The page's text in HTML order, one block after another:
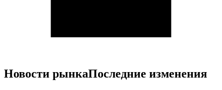
Новости рынкаПоследние изменения